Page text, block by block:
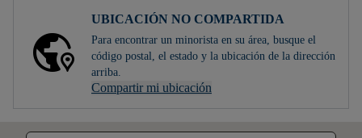
UBICACIÓN NO COMPARTIDA
Para encontrar un minorista en su área, busque el
código postal, el estado y la ubicación de la dirección
arriba.
Compartir mi ubicación